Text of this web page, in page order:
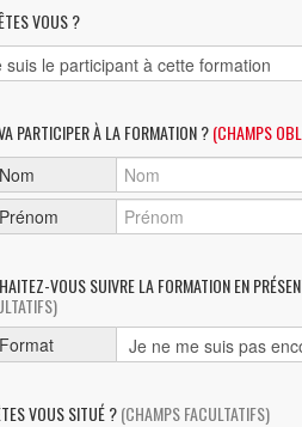
VOUS ?
PARTICIPER À LA FORMATION ?(CHAMPS
Nom
Prénom
VOUS SUIVRE LA FORMATION EN
Format
VOUS SITUÉ ?(CHAMPS FACULTATIFS)